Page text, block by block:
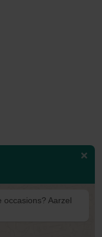
Aarzel